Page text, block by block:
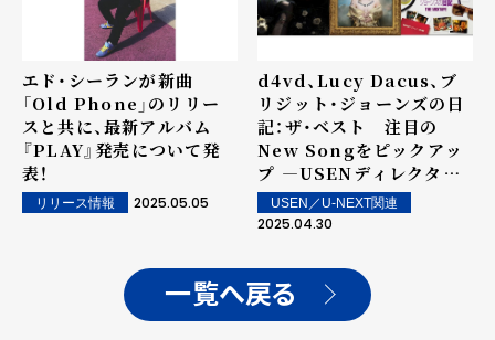
エド・シーランが新曲
「Old Phone」のリリー
スと共に、最新アルバム
『PLAY』発売について発
表！
リリース情報 2025.05.05
d4vd、Lucy Dacus、ブ
リジット・ジョーンズの日
記：ザ・ベスト 注目の
New Songをピックアッ
プ ―USENディレクター
ズ・チョイス
USEN／U-NEXT関連
2025.04.30
一覧へ戻る